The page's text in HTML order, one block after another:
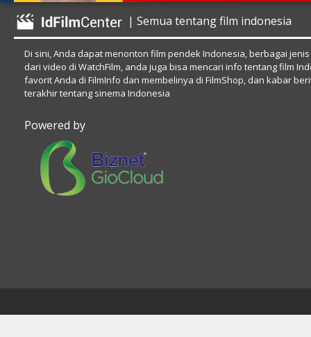
| Semua tentang film indonesia
Di sini, Anda dapat menonton film pendek Indonesia, berbagai
dari video di WatchFilm, anda juga bisa mencari info tentang film
favorit Anda di FilmInfo dan membelinya di FilmShop, dan kabar
terakhir tentang sinema Indonesia
Powered by